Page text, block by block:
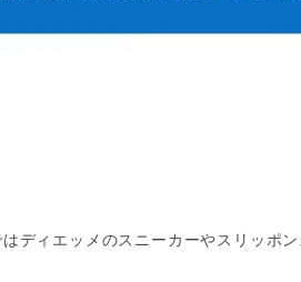
ディエッメのスニーカーやスリッポ